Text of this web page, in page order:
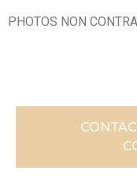
PHOTOS NON